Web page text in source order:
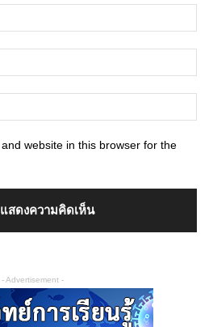
website in this browser for the
- Advertisement -